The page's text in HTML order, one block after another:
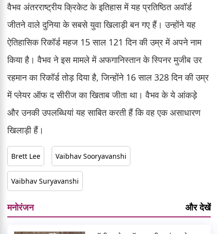
वैभव अंतरराष्ट्रीय क्रिकेट के इतिहास में यह प्रतिष्ठित अवॉर्ड
जीतने वाले दुनिया के सबसे युवा खिलाड़ी बन गए हैं। उन्होंने यह
ऐतिहासिक रिकॉर्ड महज 15 साल 121 दिन की उम्र में अपने नाम
किया है। वैभव ने इस मामले में अफगानिस्तान के स्पिनर मुजीब उर
रहमान का रिकॉर्ड तोड़ दिया है, जिन्होंने 16 साल 328 दिन की उम्र
में प्लेयर ऑफ द सीरीज का खिताब जीता था। वैभव के ये आंकड़े
और उनकी उपलब्धियां यह साबित करती हैं कि वह एक असाधारण
खिलाड़ी हैं।
Brett Lee Vaibhav Sooryavanshi
Vaibhav Suryavanshi
मनोरंजन और देखें